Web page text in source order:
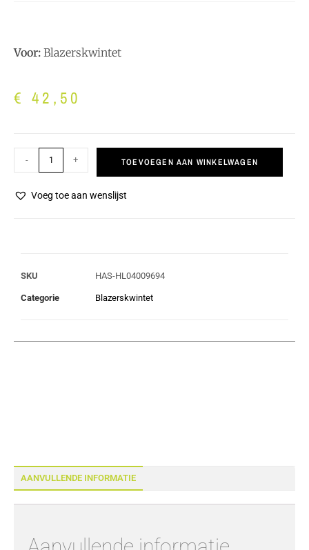
Voor: Blazerskwintet
€ 42,50
- + TOEVOEGEN AAN WINKELWAGEN
Voeg toe aan wenslijst
SKU HAS-HL04009694
Categorie Blazerskwintet
AANVULLENDE INFORMATIE